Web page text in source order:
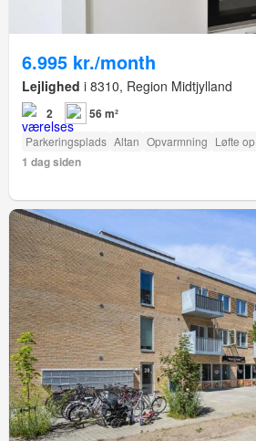
6.995 kr./month
Lejlighed i 8310, Region Midtjylland
2 56 m²
Parkeringsplads Altan Opvarmning Løfte op
1 dag siden